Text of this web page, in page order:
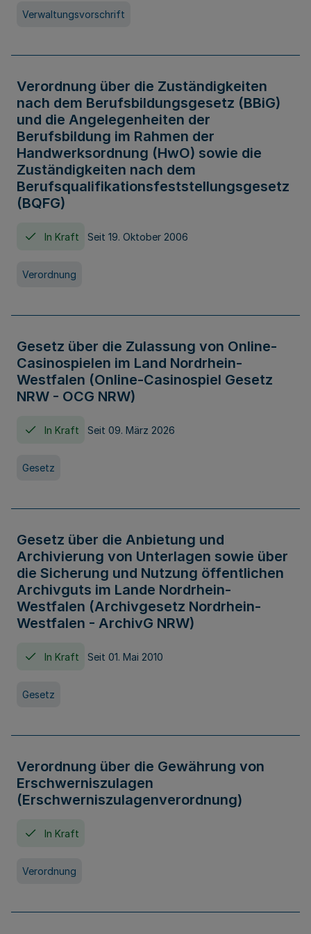
Verwaltungsvorschrift
Verordnung über die Zuständigkeiten
nach dem Berufsbildungsgesetz (BBiG)
und die Angelegenheiten der
Berufsbildung im Rahmen der
Handwerksordnung (HwO) sowie die
Zuständigkeiten nach dem
Berufsqualifikationsfeststellungsgesetz
(BQFG)
In Kraft Seit 19. Oktober 2006
Verordnung
Gesetz über die Zulassung von Online-
Casinospielen im Land Nordrhein-
Westfalen (Online-Casinospiel Gesetz
NRW - OCG NRW)
In Kraft Seit 09. März 2026
Gesetz
Gesetz über die Anbietung und
Archivierung von Unterlagen sowie über
die Sicherung und Nutzung öffentlichen
Archivguts im Lande Nordrhein-
Westfalen (Archivgesetz Nordrhein-
Westfalen - ArchivG NRW)
In Kraft Seit 01. Mai 2010
Gesetz
Verordnung über die Gewährung von
Erschwerniszulagen
(Erschwerniszulagenverordnung)
In Kraft
Verordnung